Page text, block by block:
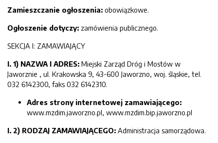
Zamieszczanie ogłoszenia: obowiązkowe.
Ogłoszenie dotyczy: zamówienia publicznego.
SEKCJA I: ZAMAWIAJĄCY
I. 1) NAZWA I ADRES: Miejski Zarząd Dróg i Mostów w
Jaworznie , ul. Krakowska 9, 43-600 Jaworzno, woj. śląskie, tel.
032 6142300, faks 032 6142310.
Adres strony internetowej zamawiającego:
www.mzdim.jaworzno.pl, www.mzdim.bip.jaworzno.pl
I. 2) RODZAJ ZAMAWIAJĄCEGO: Administracja samorządowa.